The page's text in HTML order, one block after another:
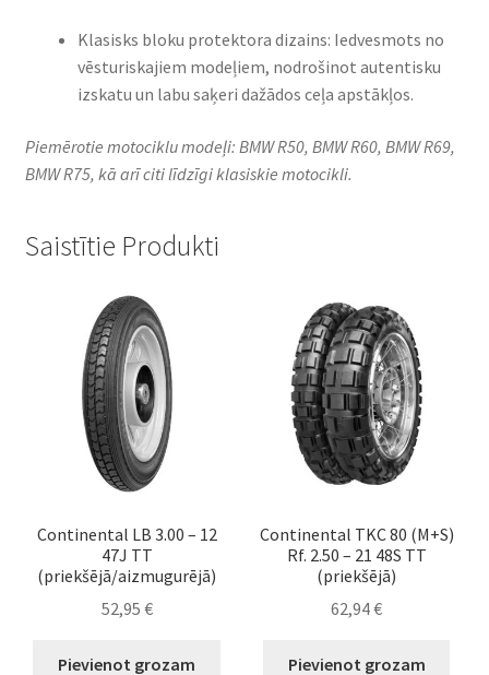
Klasisks bloku protektora dizains: Iedvesmots no
vēsturiskajiem modeļiem, nodrošinot autentisku
izskatu un labu saķeri dažādos ceļa apstākļos.
Piemērotie motociklu modeļi: BMW R50, BMW R60, BMW R69,
BMW R75, kā arī citi līdzīgi klasiskie motocikli.
Saistītie Produkti
Continental LB 3.00 – 12
47J TT
(priekšējā/aizmugurējā)
52,95 €
Pievienot grozam
Continental TKC 80 (M+S)
Rf. 2.50 – 21 48S TT
(priekšējā)
62,94€
Pievienot grozam